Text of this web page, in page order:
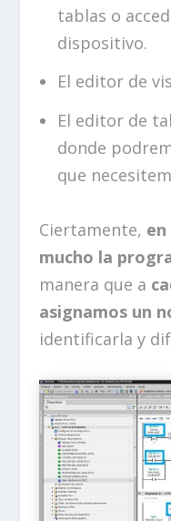
tablas o
dispositivo.
El editor de
El editor de
donde
que
Ciertamente,
mucho la
manera que a
asignamos un
identificarla y